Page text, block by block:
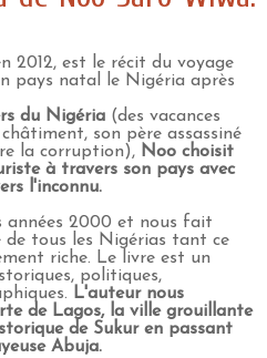
2012, est le récit du voyage
pays natal le Nigéria après
du Nigéria (des vacances
son père assassiné
la corruption), Noo choisit
à travers son pays avec
l'inconnu.
années 2000 et nous fait
tous les Nigérias tant ce
riche. Le livre est un
politiques,
L'auteur nous
de Lagos, la ville grouillante
de Sukur en passant
Abuja.